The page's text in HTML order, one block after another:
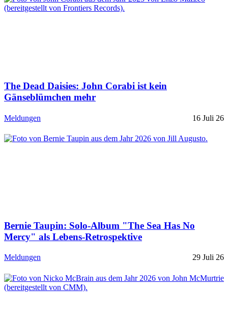
The Dead Daisies: John Corabi ist kein
Gänseblümchen mehr
Meldungen 16 Juli 26
Bernie Taupin: Solo-Album "The Sea Has No
Mercy" als Lebens-Retrospektive
Meldungen 29 Juli 26